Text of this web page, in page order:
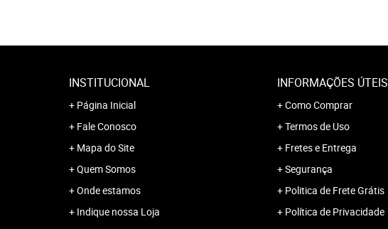
INSTITUCIONAL
Página Inicial
Fale Conosco
Mapa do Site
Quem Somos
Onde estamos
Indique nossa Loja
INFORMAÇÕES ÚTEIS
Como Comprar
Termos de Uso
Fretes e Entrega
Segurança
Politica de Frete Grátis
Política de Privacidade